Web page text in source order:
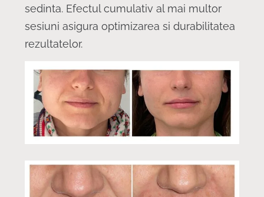
sedinta. Efectul cumulativ al mai multor
sesiuni asigura optimizarea si durabilitatea
rezultatelor.